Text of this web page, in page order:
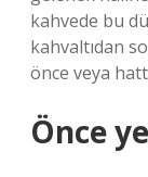
kahvede bu
kahvaltıdan
önce veya
Önce